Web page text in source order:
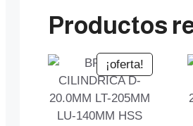
Productos
¡oferta!